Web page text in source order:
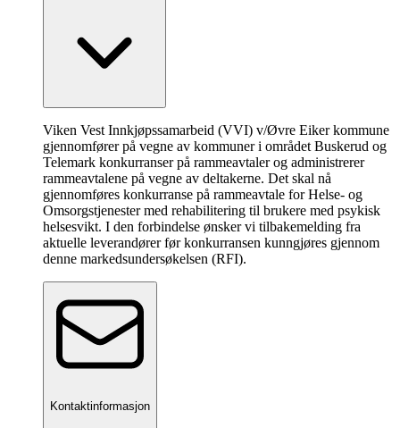
Viken Vest Innkjøpssamarbeid (VVI) v/Øvre Eiker kommune
gjennomfører på vegne av kommuner i området Buskerud og
Telemark konkurranser på rammeavtaler og administrerer
rammeavtalene på vegne av deltakerne. Det skal nå
gjennomføres konkurranse på rammeavtale for Helse- og
Omsorgstjenester med rehabilitering til brukere med psykisk
helsesvikt. I den forbindelse ønsker vi tilbakemelding fra
aktuelle leverandører før konkurransen kunngjøres gjennom
denne markedsundersøkelsen (RFI).
Kontaktinformasjon